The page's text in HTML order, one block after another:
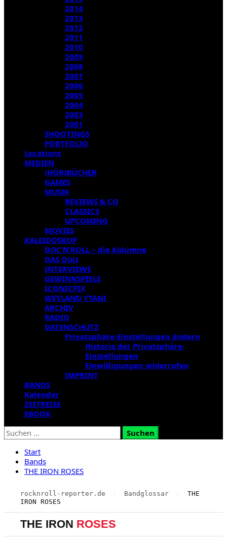
2014
2013
2012
2011
2010
2009
2008
2007
2006
2005
2004
2003
2001
SHOOTINGS
PORTFOLIO
Locations
MEDIEN
(HÖR)BÜCHER
GAMES
MUSIK
REVIEWS & CO
CLASSICS
UPCOMING
MOVIES
KALEIDOSKOP
DOC’N’ROLL – die Kolumne
DAS Quiz
INTERVIEWS
GEWINNSPIELE
ICONICPIX
WEYLAND YTANI
ARCHIV
RADIO
DATENSCHUTZ
Privatsphäre-Einstellungen ändern
Historie der Privatsphäre-
Einstellungen
Einwilligungen widerrufen
IMPRINT
BANDS
Kalender
ZEITREISE
EBOOK
Suchen
nach:
Start
Bands
THE IRON ROSES
rocknroll-reporter.de › Bandglossar ›
THE
IRON ROSES
THE IRON ROSES